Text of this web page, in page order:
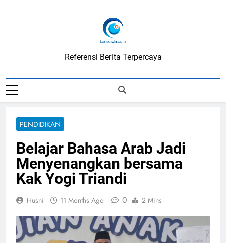
LensaIDN
Referensi Berita Terpercaya
PENDIDIKAN
Belajar Bahasa Arab Jadi
Menyenangkan bersama
Kak Yogi Triandi
Husni 11 Months Ago 0 2 Mins